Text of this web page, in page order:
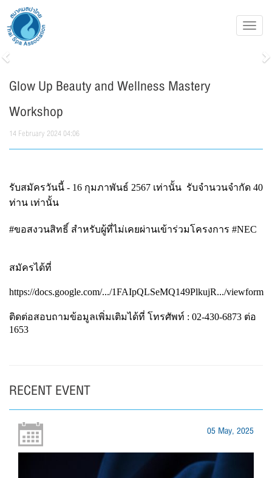
Previous
Glow Up Beauty and Wellness Mastery
Workshop
14 February 2024 04:06
รับสมัครวันนี้ - 16 กุมภาพันธ์ 2567 เท่านั้น รับจำนวนจำกัด 40
ท่าน เท่านั้น
#ขอสงวนสิทธิ์ สำหรับผู้ที่ไม่เคยผ่านเข้าร่วมโครงการ #NEC
สมัครได้ที่
https://docs.google.com/.../1FAIpQLSeMQ149PlkujR.../viewform
ติดต่อสอบถามข้อมูลเพิ่มเติมได้ที่ โทรศัพท์ : 02-430-6873 ต่อ
1653
RECENT EVENT
05 May, 2025